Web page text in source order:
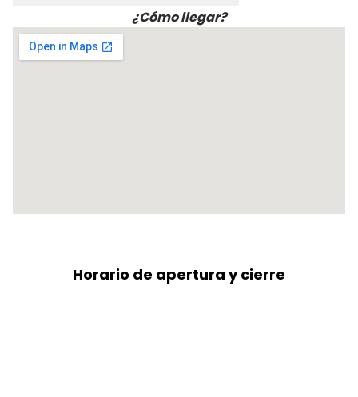
¿Cómo llegar?
Horario de apertura y cierre